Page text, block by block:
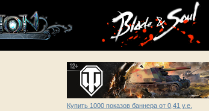
Купить 1000 показов баннера от 0,41 у.е.